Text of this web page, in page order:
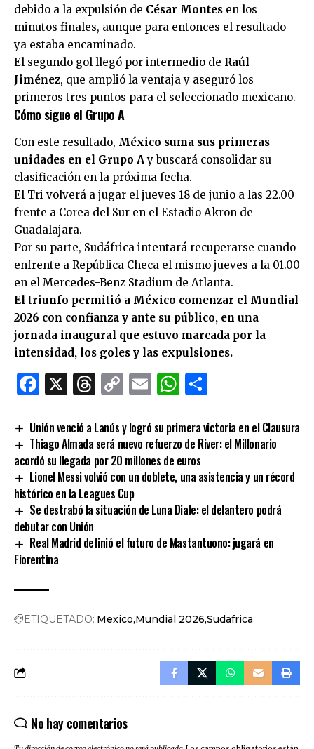
debido a la expulsión de César Montes en los
minutos finales, aunque para entonces el resultado
ya estaba encaminado.
El segundo gol llegó por intermedio de Raúl
Jiménez, que amplió la ventaja y aseguró los
primeros tres puntos para el seleccionado mexicano.
Cómo sigue el Grupo A
Con este resultado, México suma sus primeras
unidades en el Grupo A y buscará consolidar su
clasificación en la próxima fecha.
El Tri volverá a jugar el jueves 18 de junio a las 22.00
frente a Corea del Sur en el Estadio Akron de
Guadalajara.
Por su parte, Sudáfrica intentará recuperarse cuando
enfrente a República Checa el mismo jueves a la 01.00
en el Mercedes-Benz Stadium de Atlanta.
El triunfo permitió a México comenzar el Mundial
2026 con confianza y ante su público, en una
jornada inaugural que estuvo marcada por la
intensidad, los goles y las expulsiones.
Facebook
X Threads
CopyEmailWhatsApp
Unión venció a Lanús y logró su primera victoria en el Clausura
Thiago Almada será nuevo refuerzo de River: el Millonario
acordó su llegada por 20 millones de euros
Lionel Messi volvió con un doblete, una asistencia y un récord
histórico en la Leagues Cup
Se destrabó la situación de Luna Diale: el delantero podrá
debutar con Unión
Real Madrid definió el futuro de Mastantuono: jugará en
Fiorentina
ETIQUETADO: Mexico Mundial 2026 Sudafrica
No hay comentarios